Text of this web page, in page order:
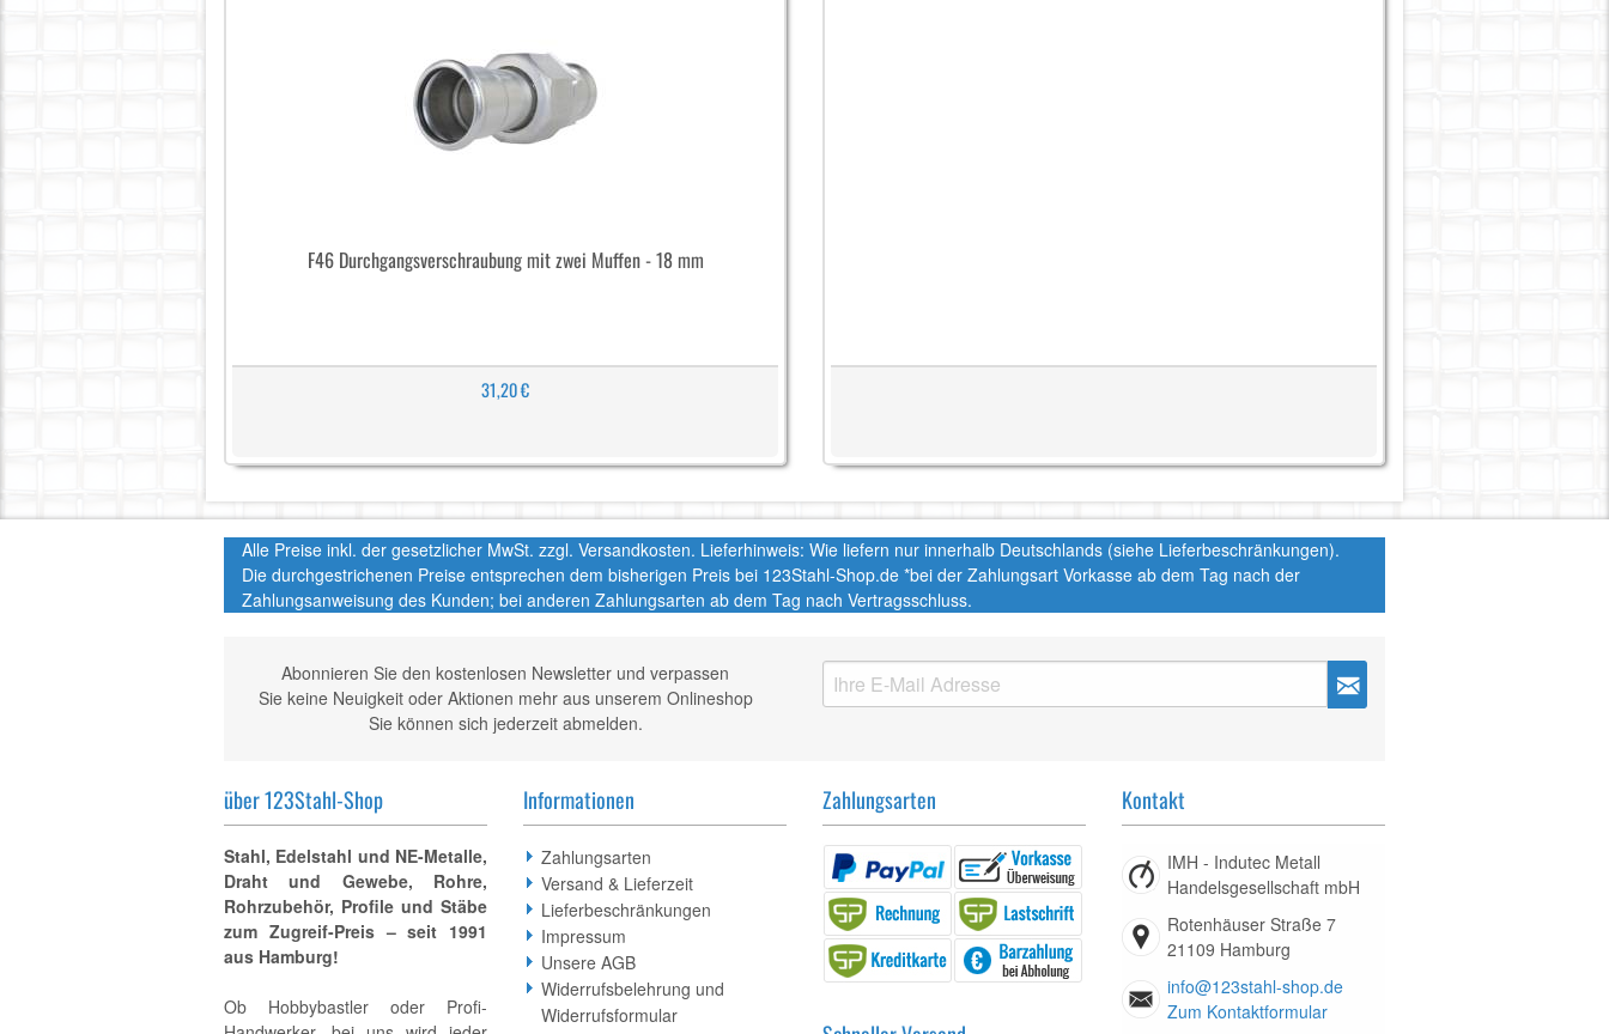
F46 Durchgangsverschraubung mit zwei Muffen - 18 mm
31,20 €
Alle Preise inkl. der gesetzlicher MwSt. zzgl. Versandkosten. Lieferhinweis: Wie liefern nur innerhalb Deutschlands (siehe Lieferbeschränkungen).
Die durchgestrichenen Preise entsprechen dem bisherigen Preis bei 123Stahl-Shop.de *bei der Zahlungsart Vorkasse ab dem Tag nach der
Zahlungsanweisung des Kunden; bei anderen Zahlungsarten ab dem Tag nach Vertragsschluss.
Abonnieren Sie den kostenlosen Newsletter und verpassen
Sie keine Neuigkeit oder Aktionen mehr aus unserem Onlineshop
Sie können sich jederzeit abmelden.
über 123Stahl-Shop
Stahl, Edelstahl und NE-Metalle,
Draht und Gewebe, Rohre,
Rohrzubehör, Profile und Stäbe
zum Zugreif-Preis – seit 1991
aus Hamburg!
Ob Hobbybastler oder Profi-
Informationen
Zahlungsarten
Versand & Lieferzeit
Lieferbeschränkungen
Impressum
Unsere AGB
Widerrufsbelehrung und
Widerrufsformular
Zahlungsarten Kontakt
IMH - Indutec Metall
Handelsgesellschaft mbH
Rotenhäuser Straße 7
21109 Hamburg
info@123stahl-shop.de
Zum Kontaktformular